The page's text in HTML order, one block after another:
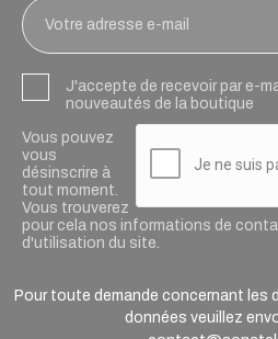
J'accepte de recevoir par e-
nouveautés de la boutique
Vous pouvez
vous
désinscrire à
tout moment.
Vous trouverez
pour cela nos informations de
d'utilisation du site.
Pour toute demande concernant les
données veuillez